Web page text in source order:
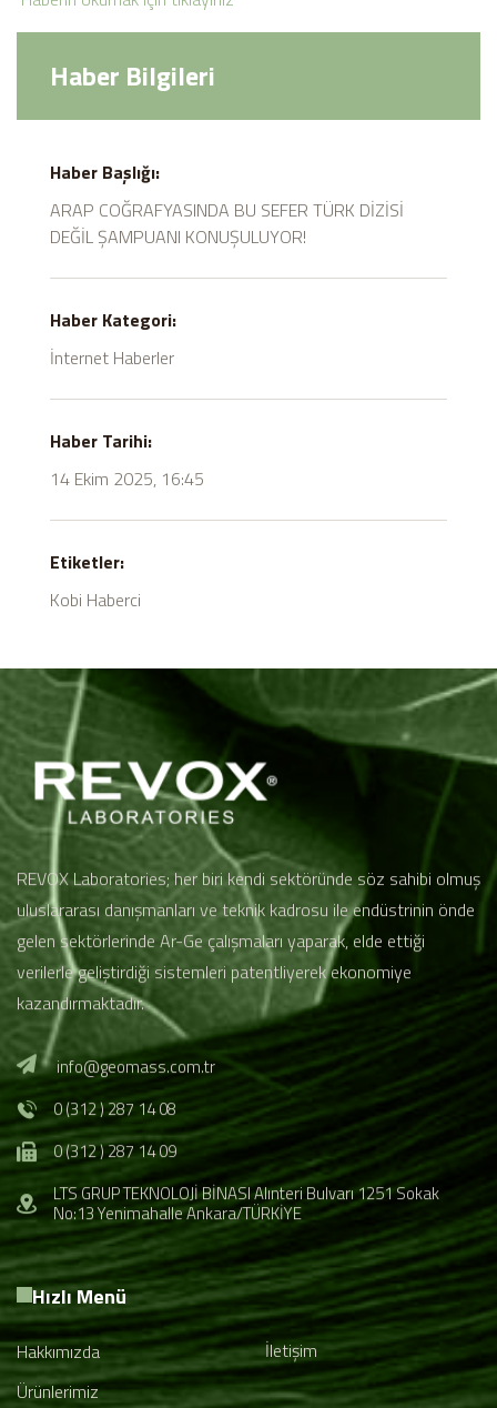
Haber Bilgileri
Haber Başlığı:
ARAP COĞRAFYASINDA BU SEFER TÜRK DİZİSİ
DEĞİL ŞAMPUANI KONUŞULUYOR!
Haber Kategori:
İnternet Haberler
Haber Tarihi:
14 Ekim 2025, 16:45
Etiketler:
Kobi Haberci
REVOX Laboratories; her biri kendi sektöründe söz sahibi olmuş
uluslararası danışmanları ve teknik kadrosu ile endüstrinin önde
gelen sektörlerinde Ar-Ge çalışmaları yaparak, elde ettiği
verilerle geliştirdiği sistemleri patentliyerek ekonomiye
kazandırmaktadır.
info@geomass.com.tr
0 (312 ) 287 14 08
0 (312 ) 287 14 09
LTS GRUP TEKNOLOJİ BİNASI Alınteri Bulvarı 1251 Sokak
No:13 Yenimahalle Ankara/TÜRKİYE
Hızlı Menü
Hakkımızda
Ürünlerimiz
İletişim